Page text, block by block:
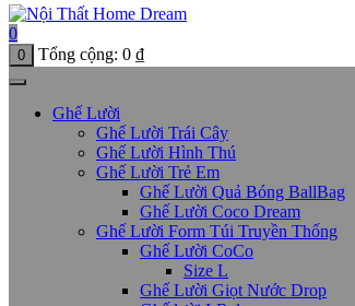
0
0 Tổng cộng: 0 ₫
Ghế Lười
Ghế Lười Trái Cây
Ghế Lười Hình Thú
Ghế Lười Trẻ Em
Ghế Lười Quả Bóng BallBag
Ghế Lười Coco Dream
Ghế Lười Form Túi Truyền Thống
Ghế Lười CoCo
Size L
Ghế Lười Giọt Nước Drop